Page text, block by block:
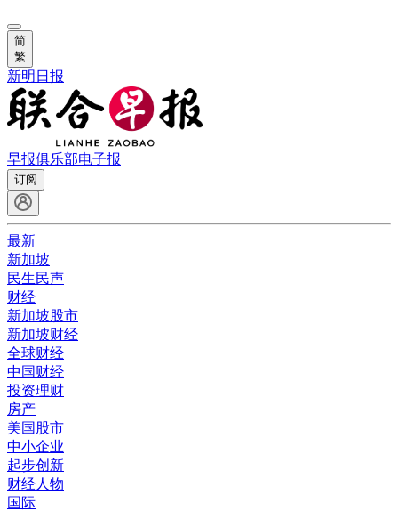
简
繁
新明日报
早报俱乐部电子报
订阅
最新
新加坡
民生民声
财经
新加坡股市
新加坡财经
全球财经
中国财经
投资理财
房产
美国股市
中小企业
起步创新
财经人物
国际